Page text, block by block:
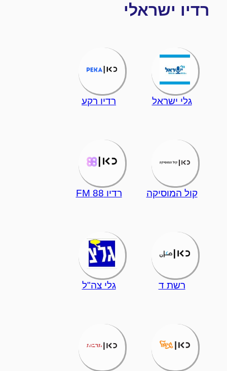
רדיו ישראלי
גלי ישראל רדיו רקע
קול המוסיקה רדיו 88 FM
רשת ד גלי צה"ל